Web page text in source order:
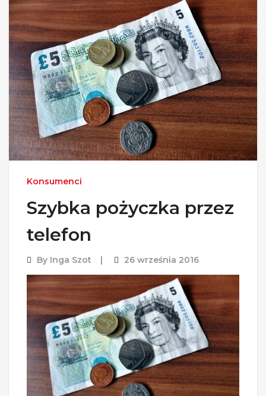
Konsumenci
Szybka pożyczka przez
telefon
By Inga Szot 26 września 2016